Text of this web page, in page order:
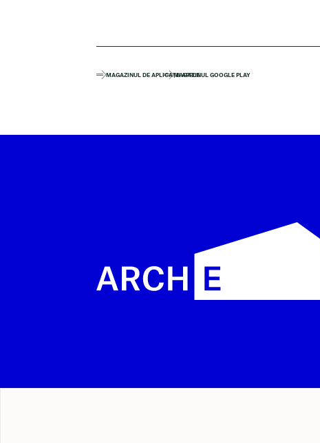
MAGAZINUL DE APLICAȚII APPLEMAGAZINUL GOOGLE PLAY